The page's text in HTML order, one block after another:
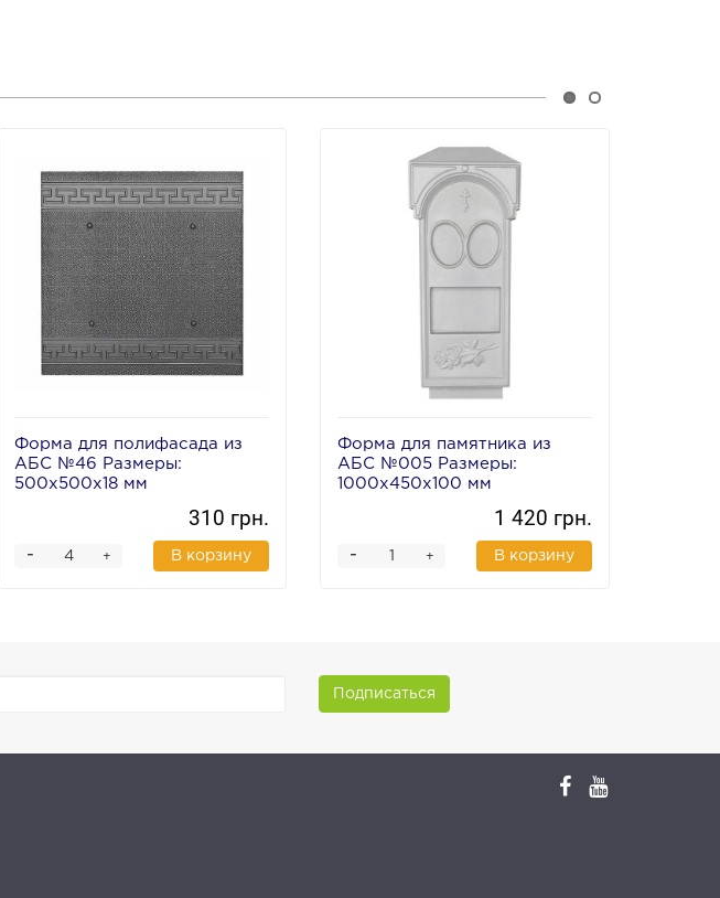
Форма для полифасада из
АБС №46 Размеры:
500х500х18 мм
310 грн.
+
- В корзину
Форма для памятника из
АБС №005 Размеры:
1000х450х100 мм
1 420 грн.
+
- В корзину
Подписаться